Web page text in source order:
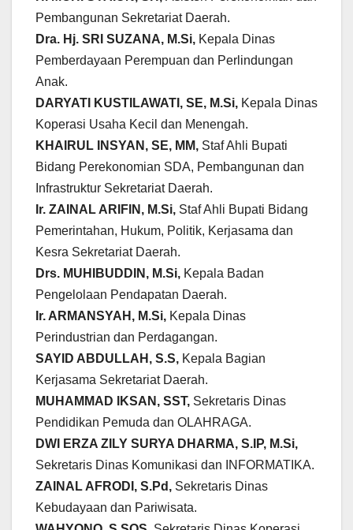
Pembangunan Sekretariat Daerah.
Dra. Hj. SRI SUZANA, M.Si, Kepala Dinas
Pemberdayaan Perempuan dan Perlindungan
Anak.
DARYATI KUSTILAWATI, SE, M.Si, Kepala Dinas
Koperasi Usaha Kecil dan Menengah.
KHAIRUL INSYAN, SE, MM, Staf Ahli Bupati
Bidang Perekonomian SDA, Pembangunan dan
Infrastruktur Sekretariat Daerah.
Ir. ZAINAL ARIFIN, M.Si, Staf Ahli Bupati Bidang
Pemerintahan, Hukum, Politik, Kerjasama dan
Kesra Sekretariat Daerah.
Drs. MUHIBUDDIN, M.Si, Kepala Badan
Pengelolaan Pendapatan Daerah.
Ir. ARMANSYAH, M.Si, Kepala Dinas
Perindustrian dan Perdagangan.
SAYID ABDULLAH, S.S, Kepala Bagian
Kerjasama Sekretariat Daerah.
MUHAMMAD IKSAN, SST, Sekretaris Dinas
Pendidikan Pemuda dan OLAHRAGA.
DWI ERZA ZILY SURYA DHARMA, S.IP, M.Si,
Sekretaris Dinas Komunikasi dan INFORMATIKA.
ZAINAL AFRODI, S.Pd, Sekretaris Dinas
Kebudayaan dan Pariwisata.